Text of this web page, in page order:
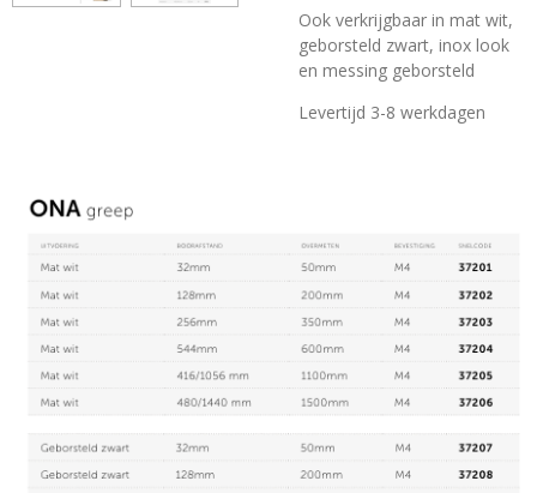
Ook verkrijgbaar in mat wit,
geborsteld zwart, inox look
en messing geborsteld
Levertijd 3-8 werkdagen